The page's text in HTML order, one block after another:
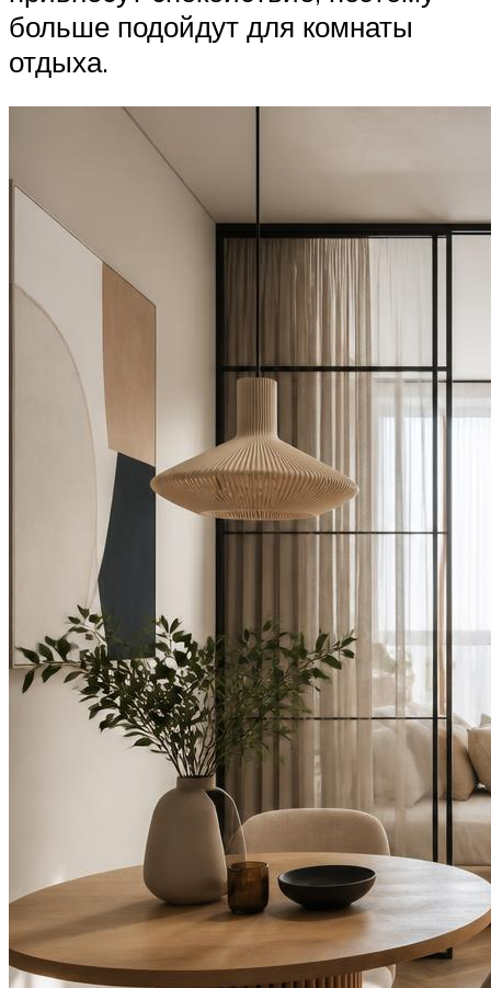
больше подойдут для комнаты
отдыха.